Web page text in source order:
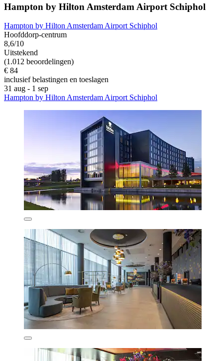
Hampton by Hilton Amsterdam Airport Schiphol
Hampton by Hilton Amsterdam Airport Schiphol
Hoofddorp-centrum
8,6/10
Uitstekend
(1.012 beoordelingen)
€ 84
inclusief belastingen en toeslagen
31 aug - 1 sep
Hampton by Hilton Amsterdam Airport Schiphol